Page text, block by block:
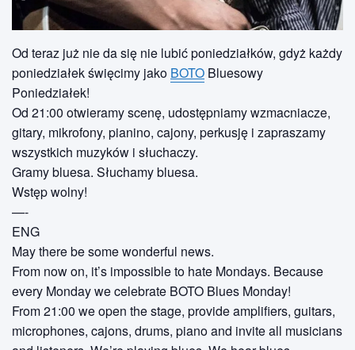
Od teraz już nie da się nie lubić poniedziałków, gdyż każdy
poniedziałek święcimy jako BOTO Bluesowy
Poniedziałek!
Od 21:00 otwieramy scenę, udostępniamy wzmacniacze,
gitary, mikrofony, pianino, cajony, perkusję i zapraszamy
wszystkich muzyków i słuchaczy.
Gramy bluesa. Słuchamy bluesa.
Wstęp wolny!
—-
ENG
May there be some wonderful news.
From now on, it’s impossible to hate Mondays. Because
every Monday we celebrate BOTO Blues Monday!
From 21:00 we open the stage, provide amplifiers, guitars,
microphones, cajons, drums, piano and invite all musicians